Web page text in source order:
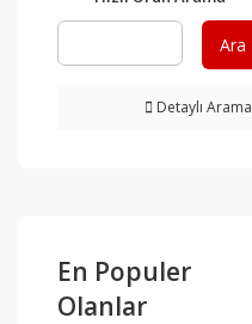
Ara
Detaylı Arama
En Populer
Olanlar